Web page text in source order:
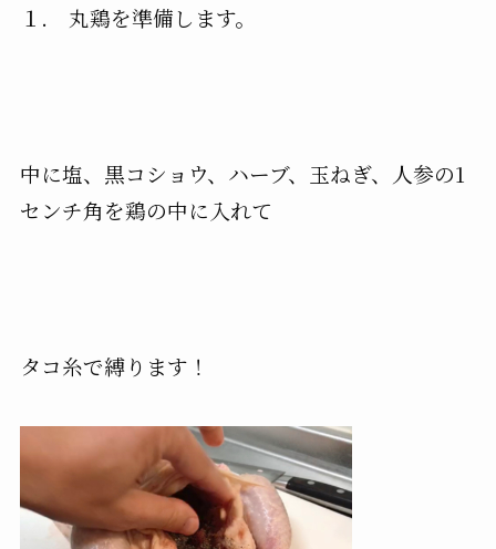
１. 丸鶏を準備します。
中に塩、黒コショウ、ハーブ、玉ねぎ、人参の1
センチ角を鶏の中に入れて
タコ糸で縛ります！